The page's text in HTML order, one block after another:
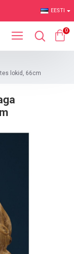
EESTI
0
lokid, 66cm